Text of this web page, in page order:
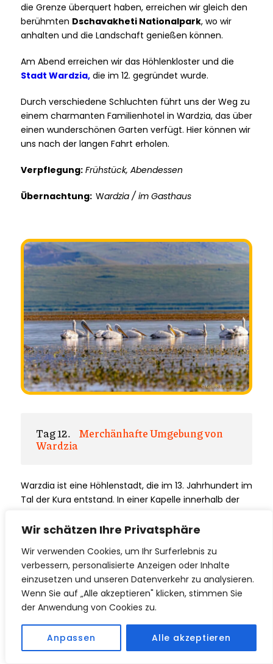
Wir schätzen Ihre Privatsphäre
Wir verwenden Cookies, um Ihr Surferlebnis zu
verbessern, personalisierte Anzeigen oder Inhalte
einzusetzen und unseren Datenverkehr zu analysieren.
Wenn Sie auf „Alle akzeptieren" klicken, stimmen Sie
der Anwendung von Cookies zu.
Anpassen Alle akzeptieren
die Grenze überquert haben, erreichen wir gleich den
berühmten Dschavakheti Nationalpark, wo wir
anhalten und die Landschaft genießen können.
Am Abend erreichen wir das Höhlenkloster und die
Stadt Wardzia, die im 12. gegründet wurde.
Durch verschiedene Schluchten führt uns der Weg zu
einem charmanten Familienhotel in Wardzia, das über
einen wunderschönen Garten verfügt. Hier können wir
uns nach der langen Fahrt erholen.
Verpflegung: Frühstück, Abendessen
Übernachtung: Wardzia / im Gasthaus
Tag 12.
Merchänhafte Umgebung von
Wardzia
Warzdia ist eine Höhlenstadt, die im 13. Jahrhundert im
Tal der Kura entstand. In einer Kapelle innerhalb der
Königin Tamaraund ihrem Vater geschaffen
zur freien Verfügung.
Sie können entweder eine kleine Wanderung in der
Umgebung von Wardzia unternehmen oder sich im
bereits angelegten Garten unserer Unterkunft am
Fluss entspannen. Das klingt nach einem
ausgewogenen Tag voller Entdeckungen und
erholsamer Momente inmitten der Natur!